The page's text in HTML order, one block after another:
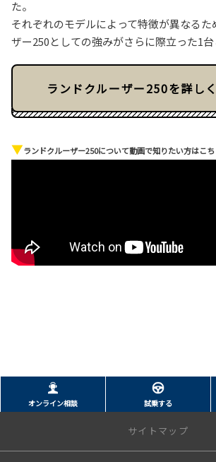
た。
それぞれのモデルによって特徴が異なるた
ザー250としての強みがさらに際立った1台
ランドクルーザー250を詳し
▼ランドクルーザー250について動画で知りたい方はこ
オンライン相談 試乗する
サイトマップ